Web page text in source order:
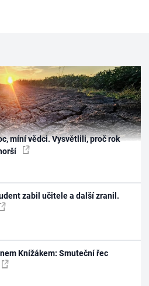
míní vědci. Vysvětlili, proč rok
zabil učitele a další zranil.
Knížákem: Smuteční řec